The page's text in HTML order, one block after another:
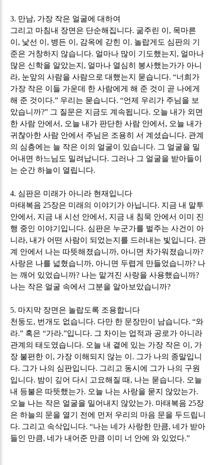
3. 만남, 가장 작은 얼굴에 대하여
그리고 마침내 장면은 단순해집니다. 굶주린 이 , 목마른
이 , 낯선 이 , 병든 이 , 감옥에 갇힌 이 . 놀랍게도 심판의 기
준은 거창하지 않습니다. 얼마나 많이 기도했는지 , 얼마나
많은 신학을 알았는지 , 얼마나 열심히 봉사했는가가 아니
라, 눈앞의 사람을 사람으로 대했는지 묻습니다. “너희가
가장 작은 이들 가운데 한 사람에게 해 준 것이 곧 나에게
해 준 것이다.” 우리는 묻습니다. “언제 우리가 주님을 보
았습니까?” 그 질문은 지금도 계속됩니다. 오늘 내가 외면
한 사람 안에서 , 오늘 내가 판단한 사람 안에서 , 오늘 내가
귀찮아한 사람 안에서 주님은 조용히 서 계셨습니다. 관계
의 심층에는 늘 작은 이의 얼굴이 있습니다. 그 얼굴을 밀
어내면 하느님도 밀려납니다. 그러나 그 얼굴을 받아들이
는 순간 하늘이 열립니다.
4. 심판은 미래가 아니라 현재입니다
마태복음 25장은 미래의 이야기가 아닙니다. 지금 내 말투
안에서 , 지금 내 시선 안에서 , 지금 내 침묵 안에서 이미 진
행 중인 이야기입니다. 심판은 누군가를 벌주는 사건이 아
니라, 내가 어떤 사람이 되었는지를 드러내는 빛입니다. 관
계 안에서 나는 따뜻해졌습니까, 아니면 차가워졌습니까?
사랑은 나를 넓혔습니까, 아니면 두렵게 만들었습니까? 나
는 깨어 있었습니까? 나는 맡겨진 사랑을 사용했습니까?
나는 작은 얼굴 속에서 그분을 알아보았습니까?
5. 마지막 장면은 놀랍도록 조용합니다
천둥도, 번개도 없습니다. 다만 한 문장만이 남습니다. “와
라.” 혹은“가라.”입니다. 그 차이는 업적과 공로가 아니라
관계의 태도였습니다. 오늘 내 곁에 있는 가장 작은 이 , 가
장 불편한 이 , 가장 이해되지 않는 이 . 그가 나의 종말입니
다. 그가 나의 심판입니다. 그리고 동시에 그가 나의 구원
입니다. 밤이 깊어 다시 고요해질 때 , 나는 묻습니다. 오늘
내 등불은 따뜻했는가. 오늘 나는 사랑을 묻지 않았는가.
오늘 나는 작은 얼굴을 밀어내지 않았는가. 마태복음 25장
은 하늘의 문을 열기 전에 먼저 우리의 마음 문을 두드립니
다. 그리고 속삭입니다. “나는 네가 사랑한 만큼, 네가 받아
들인 만큼, 네가 내어준 만큼 이미 너 안에 와 있었다.”